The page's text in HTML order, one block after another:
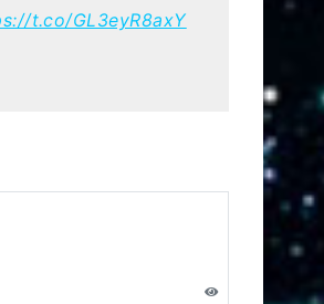
t.co/GL3eyR8axY